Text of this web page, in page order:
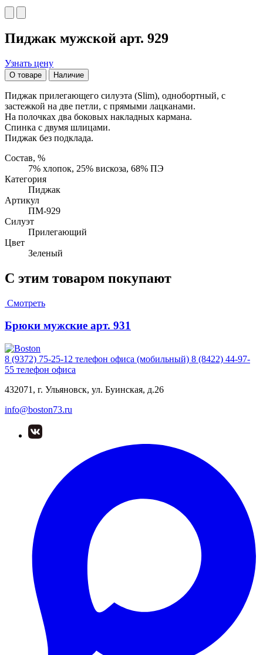
Пиджак мужской арт. 929
Узнать цену
О товаре Наличие
Пиджак прилегающего силуэта (Slim), однобортный, с
застежкой на две петли, с прямыми лацканами.
На полочках два боковых накладных кармана.
Спинка с двумя шлицами.
Пиджак без подклада.
Состав, %
7% хлопок, 25% вискоза, 68% ПЭ
Категория
Пиджак
Артикул
ПМ-929
Силуэт
Прилегающий
Цвет
Зеленый
С этим товаром покупают
Смотреть
Брюки мужские арт. 931
8 (9372) 75-25-12 телефон офиса (мобильный) 8 (8422) 44-97-
55 телефон офиса
432071, г. Ульяновск, ул. Буинская, д.26
info@boston73.ru